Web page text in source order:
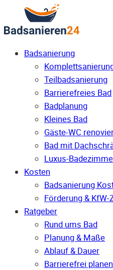
Badsanierung
Teilbadsanierung
Barrierefreies Bad
Badplanung
Kleines Bad
Gäste-WC
Bad mit
Luxus-
Kosten
Badsanierung
Förderung &
Ratgeber
Rund ums Bad
Planung & Maße
Ablauf & Dauer
Barrierefrei planen